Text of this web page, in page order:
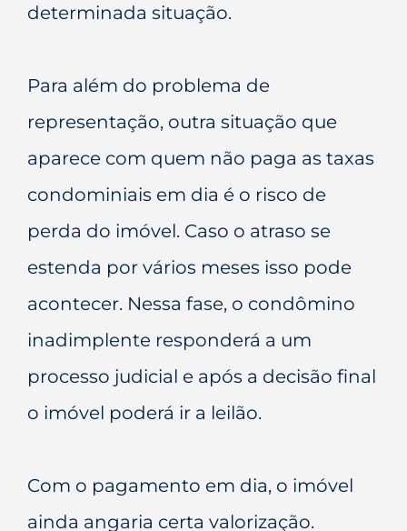
determinada situação.
Para além do problema de
representação, outra situação que
aparece com quem não paga as taxas
condominiais em dia é o risco de
perda do imóvel. Caso o atraso se
estenda por vários meses isso pode
acontecer. Nessa fase, o condômino
inadimplente responderá a um
processo judicial e após a decisão final
o imóvel poderá ir a leilão.
Com o pagamento em dia, o imóvel
ainda angaria certa valorização.